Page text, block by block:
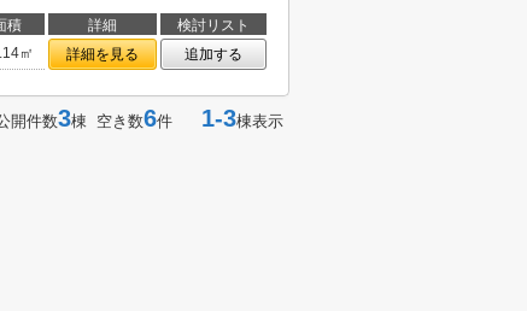
積 詳細
検討リスト
㎡ 詳細を見る 追加する
開件数3棟 空き数6件 1-3棟表示